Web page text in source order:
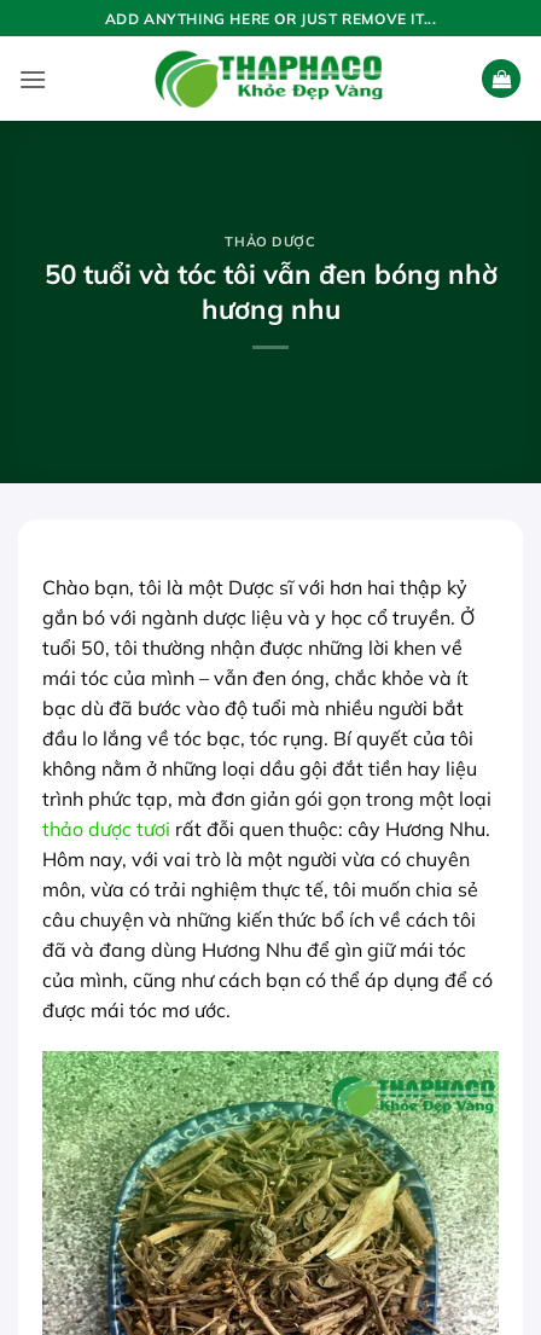
qua
nội
ADD ANYTHING HERE OR JUST REMOVE IT...
THẢO DƯỢC
50 tuổi và tóc tôi vẫn đen bóng nhờ
hương nhu
Chào bạn, tôi là một Dược sĩ với hơn hai thập kỷ
gắn bó với ngành dược liệu và y học cổ truyền. Ở
tuổi 50, tôi thường nhận được những lời khen về
mái tóc của mình – vẫn đen óng, chắc khỏe và ít
bạc dù đã bước vào độ tuổi mà nhiều người bắt
đầu lo lắng về tóc bạc, tóc rụng. Bí quyết của tôi
không nằm ở những loại dầu gội đắt tiền hay liệu
trình phức tạp, mà đơn giản gói gọn trong một loại
thảo dược tươi rất đỗi quen thuộc: cây Hương Nhu.
Hôm nay, với vai trò là một người vừa có chuyên
môn, vừa có trải nghiệm thực tế, tôi muốn chia sẻ
câu chuyện và những kiến thức bổ ích về cách tôi
đã và đang dùng Hương Nhu để gìn giữ mái tóc
của mình, cũng như cách bạn có thể áp dụng để có
được mái tóc mơ ước.